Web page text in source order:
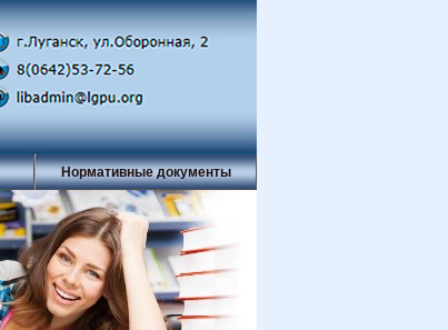
Нормативные документы